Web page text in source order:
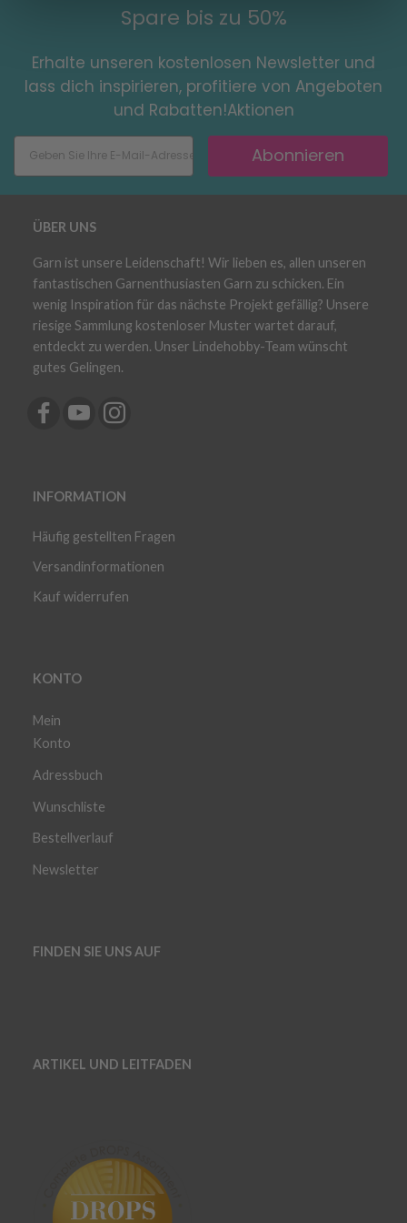
Spare bis zu 50%
Erhalte unseren kostenlosen Newsletter und
lass dich inspirieren, profitiere von Angeboten
und Rabatten!Aktionen
Abonnieren
ÜBER UNS
Garn ist unsere Leidenschaft! Wir lieben es, allen unseren
fantastischen Garnenthusiasten Garn zu schicken. Ein
wenig Inspiration für das nächste Projekt gefällig? Unsere
riesige Sammlung kostenloser Muster wartet darauf,
entdeckt zu werden. Unser Lindehobby-Team wünscht
gutes Gelingen.
INFORMATION
Häufig gestellten Fragen
Versandinformationen
Kauf widerrufen
KONTO
Mein
Konto
Adressbuch
Wunschliste
Bestellverlauf
Newsletter
FINDEN SIE UNS AUF
ARTIKEL UND LEITFADEN